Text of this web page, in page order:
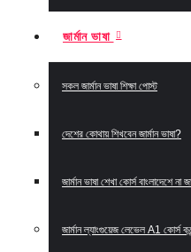
জার্মান ভাষা
সকল জার্মান ভাষা শিক্ষা পোস্ট
দেশের কোথায় শিখবেন জার্মান ভাষা?
জার্মান ভাষা শেখা কোর্স বাংলাদেশে না
জার্মান ল্যাংগুয়েজ লেভেল A1 কোর্স